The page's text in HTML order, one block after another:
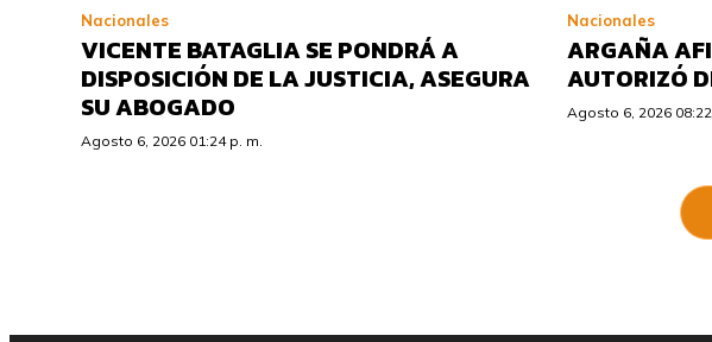
Nacionales
VICENTE BATAGLIA SE PONDRÁ A
DISPOSICIÓN DE LA JUSTICIA, ASEGURA
SU ABOGADO
Agosto 6, 2026 01:24 p. m.
Nacionales
ARGAÑA
AUTORIZÓ
Agosto 6, 2026